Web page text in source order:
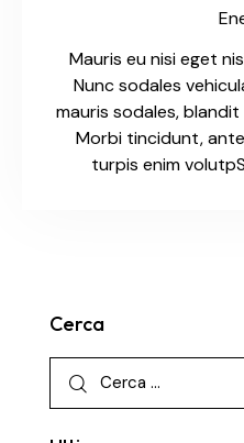
Mauris eu nisi eget
Nunc sodales
mauris sodales,
Morbi tincidunt,
turpis enim
Cerca